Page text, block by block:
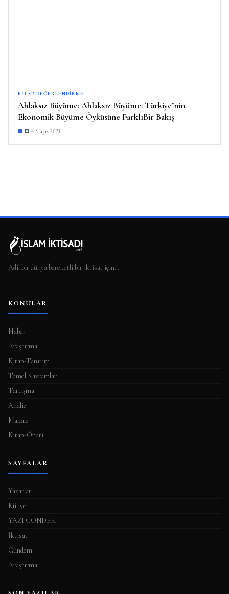
KITAP-DEĞERLENDIRME
Ahlaksız Büyüme: Ahlaksız Büyüme: Türkiye’nin
Ekonomik Büyüme Öyküsüne FarklıBir Bakış
4 Mayıs 2021
Adil bir dünya bereketli bir iktisat için…
KONULAR
Haber
Araştırma
Kitap-Tanıtım
Temel Kavramlar
Tartışma
Analiz
Makale
Kitap-Öneri
SAYFALAR
Yazarlar
Künye
YAZI GÖNDER
İktisat
Gündem
Araştırma